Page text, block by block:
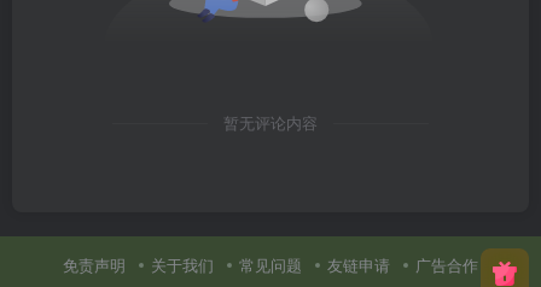
暂无评论内容
免责声明 关于我们 常见问题 友链申请 广告合作